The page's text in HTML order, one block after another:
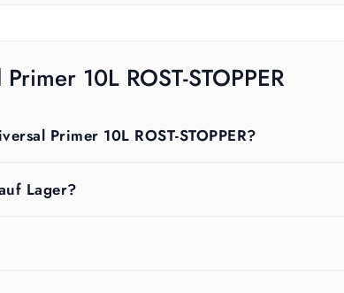
10L ROST-STOPPER
Primer 10L ROST-STOPPER?
Lager?